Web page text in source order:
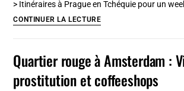
> Itinéraires à Prague en Tchéquie pour un
CONTINUER LA LECTUREPrague
3
jours
Quartier rouge à Amsterdam :
prostitution et coffeeshops